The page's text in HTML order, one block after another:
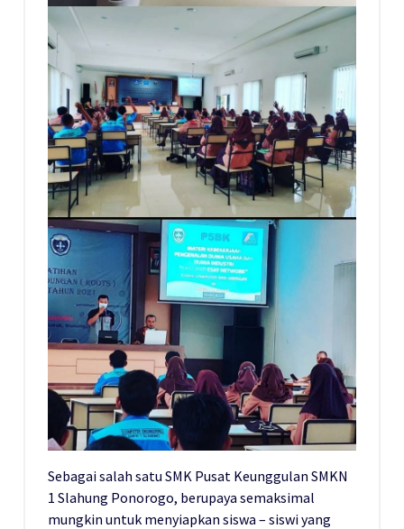
Sebagai salah satu SMK Pusat Keunggulan SMKN
1 Slahung Ponorogo, berupaya semaksimal
mungkin untuk menyiapkan siswa – siswi yang